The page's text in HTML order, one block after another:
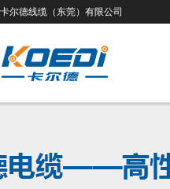
卡尔德线缆（东莞）有限公司